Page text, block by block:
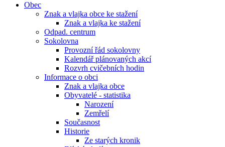
Obec
Znak a vlajka obce ke stažení
Znak a vlajka ke stažení
Odpad. centrum
Sokolovna
Provozní řád sokolovny
Kalendář plánovaných akcí
Rozvrh cvičebních hodin
Informace o obci
Znak a vlajka obce
Obyvatelé - statistika
Narození
Zemřelí
Současnost
Historie
Ze starých kronik